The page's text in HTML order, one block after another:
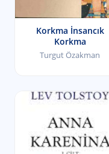
Korkma İnsancık
Korkma
Turgut Özakman